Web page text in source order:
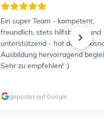
Ein super Team - kompetent,
freundlich, stets hilfsbereit und
unterstützend - hat die
Ausbildung hervorragend
Sehr zu empfehlen! :)
gepostet auf Google